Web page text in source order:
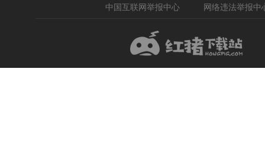
中国互联网举报中心 网络违法举报中